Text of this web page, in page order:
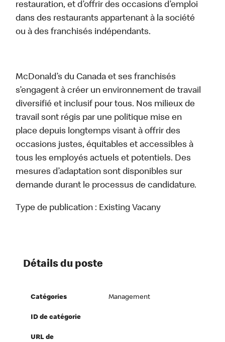
restauration, et d’offrir des occasions d’emploi
dans des restaurants appartenant à la société
ou à des franchisés indépendants.
McDonald’s du Canada et ses franchisés
s’engagent à créer un environnement de travail
diversifié et inclusif pour tous. Nos milieux de
travail sont régis par une politique mise en
place depuis longtemps visant à offrir des
occasions justes, équitables et accessibles à
tous les employés actuels et potentiels. Des
mesures d’adaptation sont disponibles sur
demande durant le processus de candidature.
Type de publication : Existing Vacany
Détails du poste
Catégories Management
ID de catégorie
URL de